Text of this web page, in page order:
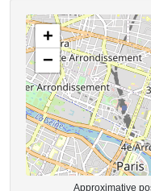
+
−
Approximative